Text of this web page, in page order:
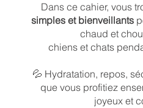
Dans ce cahier, vous
simples et bienveillants
chaud et
chiens et chats
💦 Hydratation, repos,
que vous profitiez
joyeux et